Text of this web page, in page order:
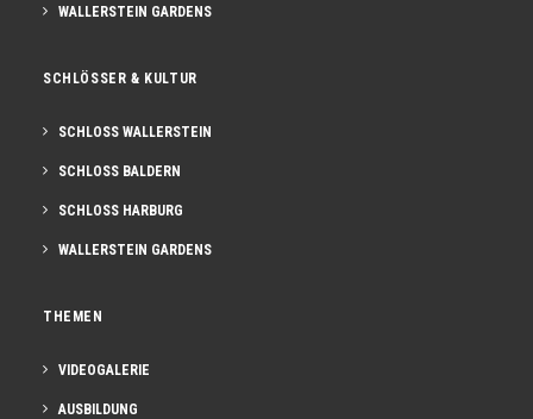
WALLERSTEIN GARDENS
SCHLÖSSER & KULTUR
SCHLOSS WALLERSTEIN
SCHLOSS BALDERN
SCHLOSS HARBURG
WALLERSTEIN GARDENS
THEMEN
VIDEOGALERIE
AUSBILDUNG